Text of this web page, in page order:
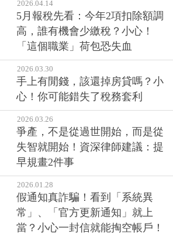
2026.04.14
5月報稅先看：今年2項扣除額調
高，誰有機會少繳稅？小心！
「這個職業」荷包恐失血
2026.03.30
手上有閒錢，該還掉房貸嗎？小
心！你可能錯失了稅務套利
2026.03.26
爭產，不是從過世開始，而是從
失智就開始！資深律師建議：提
早規畫2件事
2026.01.28
假通知真詐騙！看到「系統異
常」、「官方更新通知」就上
當？小心一封信就能掏空帳戶！